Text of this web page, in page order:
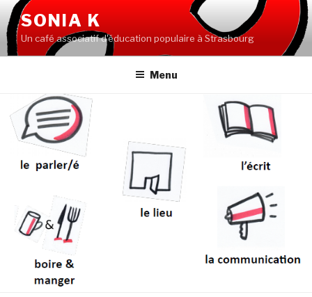
Aller
au
contenu
principal
SONIA K
Un café associatif d'éducation populaire à Strasbourg
Menu